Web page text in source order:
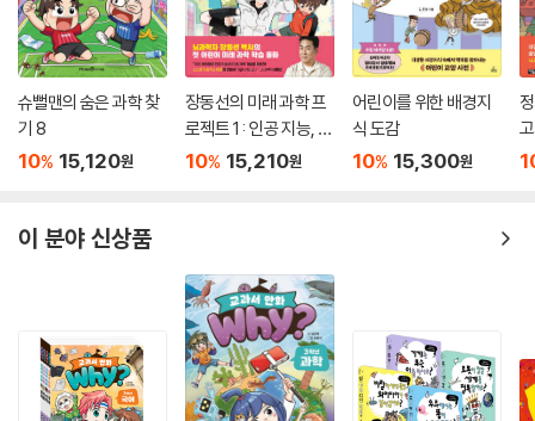
슈뻘맨의 숨은 과학 찾
기 8
10% 15,120원
장동선의 미래 과학 프
로젝트 1 : 인공 지능, 새
로운 세상을 열다
10% 15,210원
어린이를 위한 배경지
식 도감
10% 15,300원
이 분야 신상품